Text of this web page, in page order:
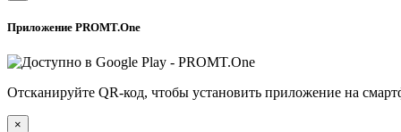
Приложение PROMT.One
Отсканируйте QR-код, чтобы установить приложение на
×